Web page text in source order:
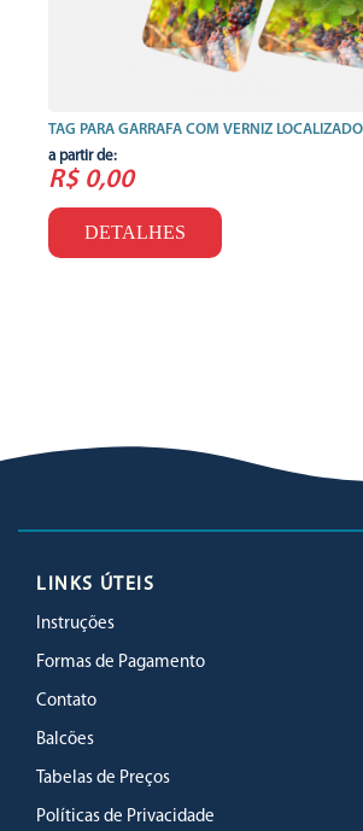
TAG PARA GARRAFA COM VERNIZ
a partir de:
R$ 0,00
DETALHES
LINKS ÚTEIS
Instruções
Formas de Pagamento
Contato
Balcões
Tabelas de Preços
Políticas de Privacidade